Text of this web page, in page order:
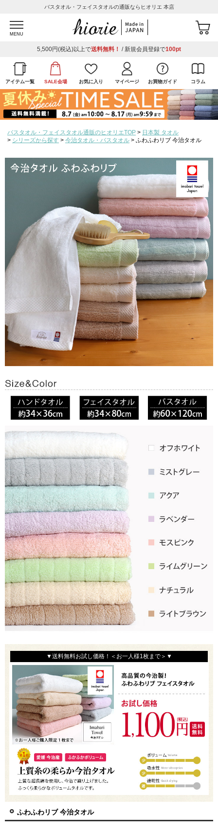
バスタオル・フェイスタオルの通販ならヒオリエ 本店
MENU
5,500円(税込)以上で送料無料！ / 新規会員登録で100pt
アイテム一覧 SALE会場 お気に入り マイページ お買物ガイド コラム
バスタオル・フェイスタオル通販のヒオリエTOP
日本製 タオル
シリーズから探す
今治タオル・バスタオル ふわふわリブ 今治タオル
▼送料無料お試し価格！＜お一人様1枚まで＞▼
ふわふわリブ 今治タオル